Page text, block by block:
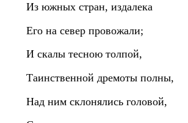
Из южных стран, издалека
Его на север провожали;
И скалы тесною толпой,
Таинственной дремоты полны,
Над ним склонялись головой,